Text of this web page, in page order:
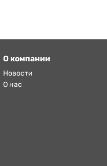
О компании
Новости
О нас